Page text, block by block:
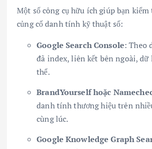
Một số công cụ hữu ích giúp bạn
củng cố danh tính kỹ thuật số:
Google Search Console: Theo
đã index, liên kết bên ngoài, dữ
thể.
BrandYourself hoặc
danh tính thương hiệu trên
cùng lúc.
Google Knowledge Graph